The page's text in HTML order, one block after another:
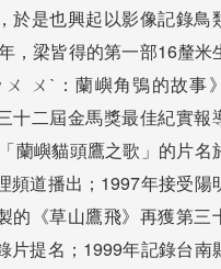
於是也興起以影像記錄鳥
，梁皆得的第一部16釐米
ㄨˋ：蘭嶼角鴞的故事
十二屆金馬獎最佳紀實報
蘭嶼貓頭鷹之歌」的片名
頻道播出；1997年接受陽
的《草山鷹飛》再獲第三
片提名；1999年記錄台南